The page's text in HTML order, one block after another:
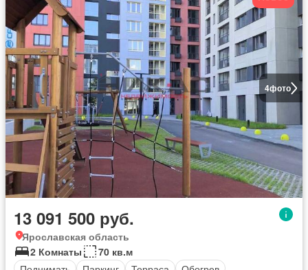
4фото
13 091 500 руб.
Ярославская область
2 Комнаты
70 кв.м